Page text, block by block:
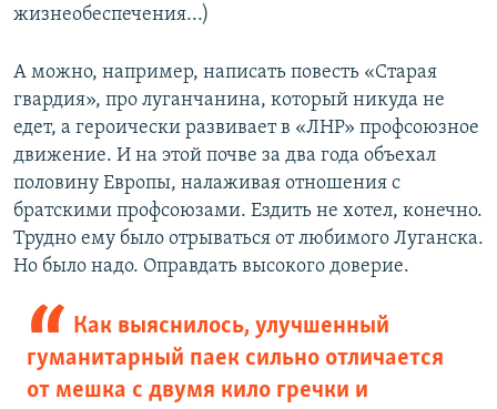
жизнеобеспечения...)
А можно, например, написать повесть «Старая
гвардия», про луганчанина, который никуда не
едет, а героически развивает в «ЛНР» профсоюзное
движение. И на этой почве за два года объехал
половину Европы, налаживая отношения с
братскими профсоюзами. Ездить не хотел, конечно.
Трудно ему было отрываться от любимого Луганска.
Но было надо. Оправдать высокого доверие.
Как выяснилось, улучшенный
гуманитарный паек сильно отличается
от мешка с двумя кило гречки и